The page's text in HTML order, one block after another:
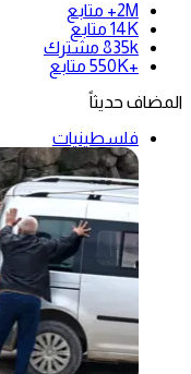
2M+
متابع
14K متابع
835k مشترك
+550K
متابع
المضاف حديثاً
فلسطينيات